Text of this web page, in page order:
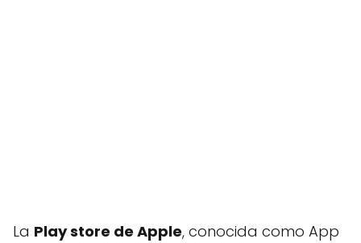
La Play store de Apple, conocida como App